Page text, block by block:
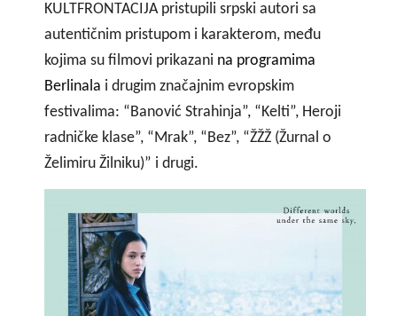
KULTFRONTACIJA pristupili srpski autori sa
autentičnim pristupom i karakterom, među
kojima su filmovi prikazani na programima
Berlinala i drugim značajnim evropskim
festivalima: “Banović Strahinja”, “Kelti”, Heroji
radničke klase”, “Mrak”, “Bez”, “ŽŽŽ (Žurnal o
Želimiru Žilniku)” i drugi.